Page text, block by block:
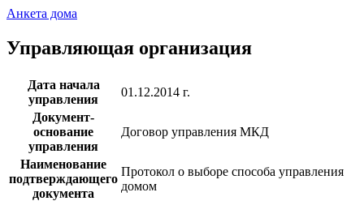
Анкета дома
Управляющая организация
Дата начала
управления
01.12.2014 г.
Документ-
основание
управления
Договор управления МКД
Наименование
подтверждающего
документа
Протокол о выборе способа управления
домом